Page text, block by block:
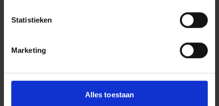
Statistieken
Marketing
Alles toestaan
huurders. Dit is het eerste project in Poort waarbij we
100% hebben gescoord op doorstroom. Dan bedoel ik
dat alle nieuwe huurders van Zandpoort een her-
bezetbare huurwoningen achterlaten in de regio
Almere-Amsterdam. Zo krijgen we de verhuisketen
met een huis. We zijn inmiddels gestart met de